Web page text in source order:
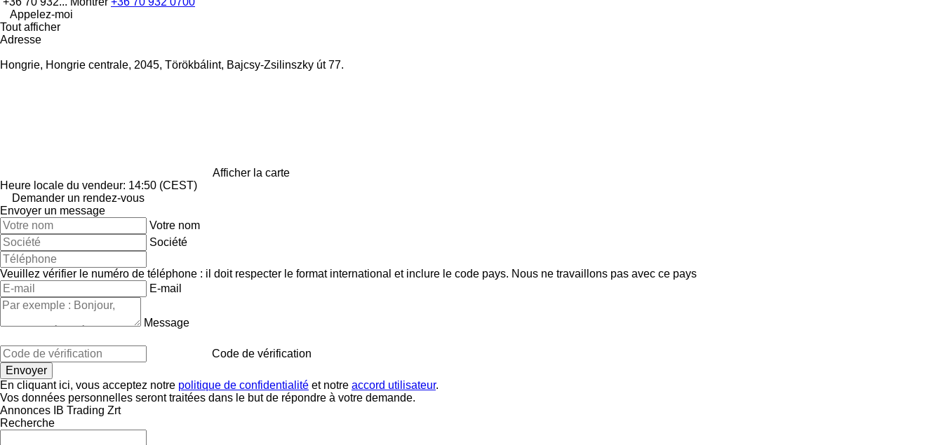
Appelez-moi
Tout afficher
Adresse
Hongrie, Hongrie centrale, 2045, Törökbálint, Bajcsy-Zsilinszky út 77.
Afficher la carte
Heure locale du vendeur: 14:50 (CEST)
Demander un rendez-vous
Envoyer un message
Votre nom
Société
Veuillez vérifier le numéro de téléphone : il doit respecter le format international et inclure le code pays. Nous ne travaillons pas avec ce pays
E-mail
Message
Code de vérification
En cliquant ici, vous acceptez notre politique de confidentialité et notre accord utilisateur.
Vos données personnelles seront traitées dans le but de répondre à votre demande.
Annonces IB Trading Zrt
Recherche